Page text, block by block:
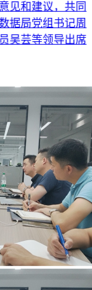
见和建议，共同
据局党组书记周
吴芸等领导出席